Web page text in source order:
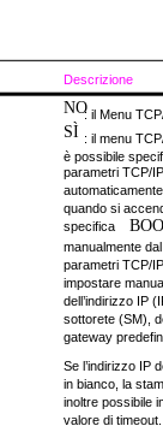
NO: il Menu
SÌ : il menu
è possibile
parametri TCP/
quando si
specifica
manualmente
parametri TCP/
impostare
dell’indirizzo IP
sottorete (SM),
gateway
Se l’indirizzo IP
in bianco, la
inoltre possibile
valore di timeout.
Descrizione